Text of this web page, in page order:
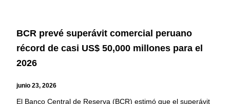
BCR prevé superávit comercial peruano
récord de casi US$ 50,000 millones para el
2026
junio 23, 2026
El Banco Central de Reserva (BCR) estimó que el superávit